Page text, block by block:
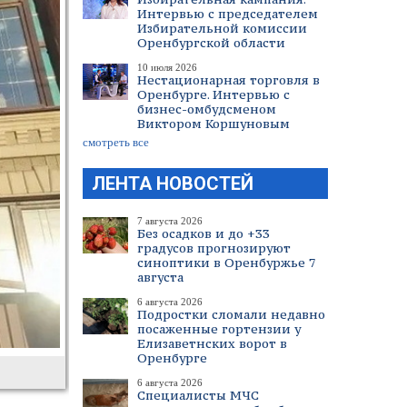
Интервью с председателем
Избирательной комиссии
Оренбургской области
10 июля 2026
Нестационарная торговля в
Оренбурге. Интервью с
бизнес-омбудсменом
Виктором Коршуновым
смотреть все
ЛЕНТА НОВОСТЕЙ
7 августа 2026
Без осадков и до +33
градусов прогнозируют
синоптики в Оренбуржье 7
августа
6 августа 2026
Подростки сломали недавно
посаженные гортензии у
Елизаветнских ворот в
Оренбурге
6 августа 2026
Специалисты МЧС